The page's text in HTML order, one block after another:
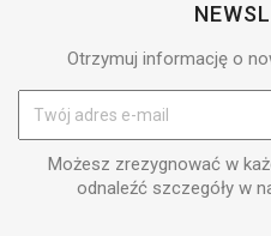
Otrzymuj informację o
Możesz zrezygnować w
odnaleźć szczegóły w